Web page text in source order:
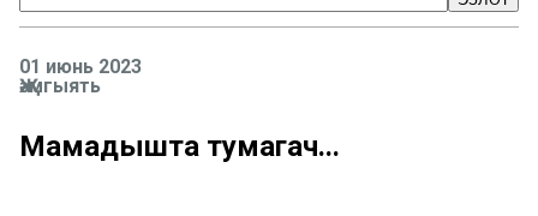
01 июнь 2023
Җәмгыять
Мамадышта тумагач...